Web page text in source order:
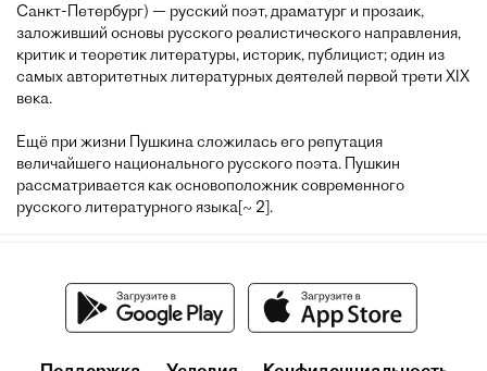
Санкт-Петербург) — русский поэт, драматург и прозаик,
заложивший основы русского реалистического направления,
критик и теоретик литературы, историк, публицист; один из
самых авторитетных литературных деятелей первой трети XIX
века.
Ещё при жизни Пушкина сложилась его репутация
величайшего национального русского поэта. Пушкин
рассматривается как основоположник современного
русского литературного языка[~ 2].